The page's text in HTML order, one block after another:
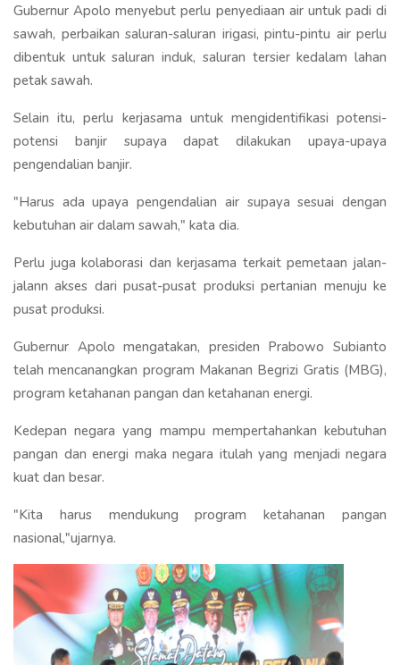
Gubernur Apolo menyebut perlu penyediaan air untuk padi di
sawah, perbaikan saluran-saluran irigasi, pintu-pintu air perlu
dibentuk untuk saluran induk, saluran tersier kedalam lahan
petak sawah.
Selain itu, perlu kerjasama untuk mengidentifikasi potensi-
potensi banjir supaya dapat dilakukan upaya-upaya
pengendalian banjir.
"Harus ada upaya pengendalian air supaya sesuai dengan
kebutuhan air dalam sawah," kata dia.
Perlu juga kolaborasi dan kerjasama terkait pemetaan jalan-
jalann akses dari pusat-pusat produksi pertanian menuju ke
pusat produksi.
Gubernur Apolo mengatakan, presiden Prabowo Subianto
telah mencanangkan program Makanan Begrizi Gratis (MBG),
program ketahanan pangan dan ketahanan energi.
Kedepan negara yang mampu mempertahankan kebutuhan
pangan dan energi maka negara itulah yang menjadi negara
kuat dan besar.
"Kita harus mendukung program ketahanan pangan
nasional,"ujarnya.